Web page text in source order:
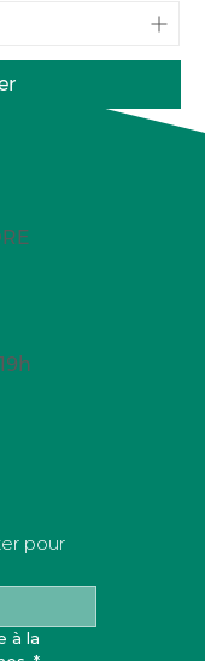
pour
à la